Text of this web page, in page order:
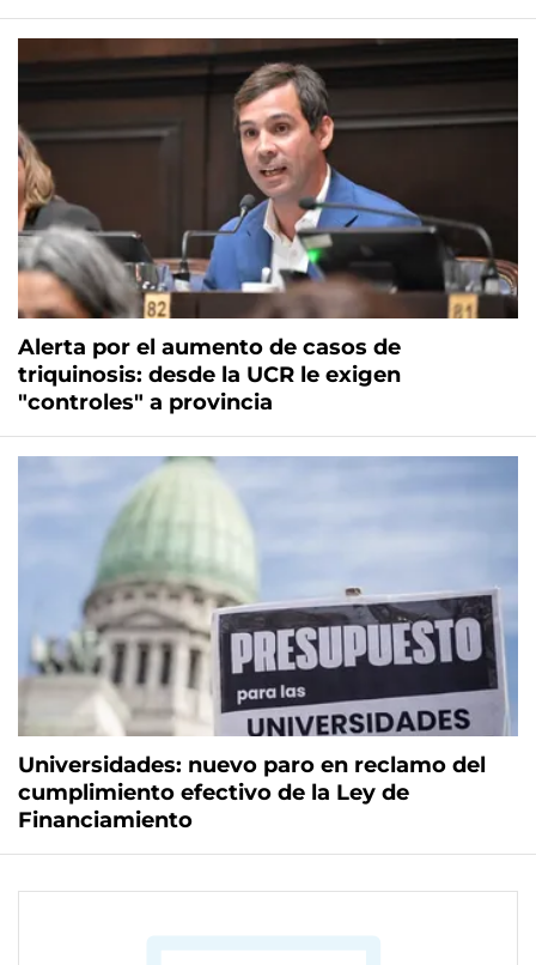
Alerta por el aumento de casos de
triquinosis: desde la UCR le exigen
"controles" a provincia
Universidades: nuevo paro en reclamo del
cumplimiento efectivo de la Ley de
Financiamiento